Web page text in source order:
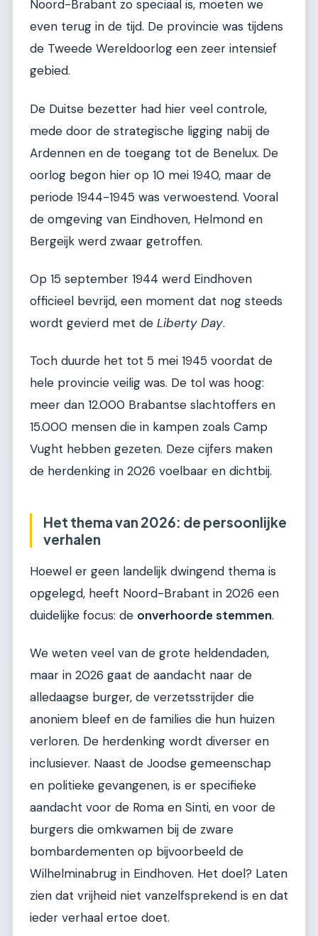
Noord-Brabant zo speciaal is, moeten we
even terug in de tijd. De provincie was tijdens
de Tweede Wereldoorlog een zeer intensief
gebied.
De Duitse bezetter had hier veel controle,
mede door de strategische ligging nabij de
Ardennen en de toegang tot de Benelux. De
oorlog begon hier op 10 mei 1940, maar de
periode 1944-1945 was verwoestend. Vooral
de omgeving van Eindhoven, Helmond en
Bergeijk werd zwaar getroffen.
Op 15 september 1944 werd Eindhoven
officieel bevrijd, een moment dat nog steeds
wordt gevierd met de Liberty Day.
Toch duurde het tot 5 mei 1945 voordat de
hele provincie veilig was. De tol was hoog:
meer dan 12.000 Brabantse slachtoffers en
15.000 mensen die in kampen zoals Camp
Vught hebben gezeten. Deze cijfers maken
de herdenking in 2026 voelbaar en dichtbij.
Het thema van 2026: de persoonlijke
verhalen
Hoewel er geen landelijk dwingend thema is
opgelegd, heeft Noord-Brabant in 2026 een
duidelijke focus: de onverhoorde stemmen.
We weten veel van de grote heldendaden,
maar in 2026 gaat de aandacht naar de
alledaagse burger, de verzetsstrijder die
anoniem bleef en de families die hun huizen
verloren. De herdenking wordt diverser en
inclusiever. Naast de Joodse gemeenschap
en politieke gevangenen, is er specifieke
aandacht voor de Roma en Sinti, en voor de
burgers die omkwamen bij de zware
bombardementen op bijvoorbeeld de
Wilhelminabrug in Eindhoven. Het doel? Laten
zien dat vrijheid niet vanzelfsprekend is en dat
ieder verhaal ertoe doet.